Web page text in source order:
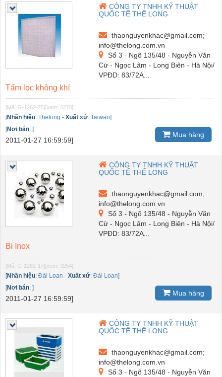
CÔNG TY TNHH KỸ THUẬT
QUỐC TẾ THẾ LONG
thaonguyenkhac@gmail.com;
info@thelong.com.vn
Số 3 - Ngõ 135/48 - Nguyễn Văn
Cừ - Ngọc Lâm - Long Biên - Hà Nội/
VPĐD: 83/72A...
Tấm lọc không khí
[Mã: G-1262-25][xem: 3270]
[Nhãn hiệu: Thelong - Xuất xứ: Taiwan]
[Nơi bán: ]
2011-01-27 16:59:59]
Mua hàng
CÔNG TY TNHH KỸ THUẬT
QUỐC TẾ THẾ LONG
thaonguyenkhac@gmail.com;
info@thelong.com.vn
Số 3 - Ngõ 135/48 - Nguyễn Văn
Cừ - Ngọc Lâm - Long Biên - Hà Nội/
VPĐD: 83/72A...
Bi Inox
[Mã: G-1262-17][xem: 3254]
[Nhãn hiệu: Đài Loan - Xuất xứ: Đài Loan]
[Nơi bán: ]
2011-01-27 16:59:59]
Mua hàng
CÔNG TY TNHH KỸ THUẬT
QUỐC TẾ THẾ LONG
thaonguyenkhac@gmail.com;
info@thelong.com.vn
Số 3 - Ngõ 135/48 - Nguyễn Văn